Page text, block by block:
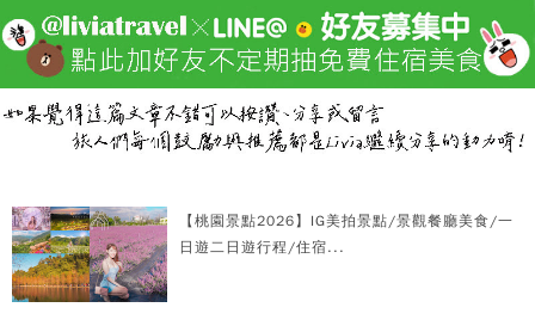
【桃園景點2026】IG美拍景點/景觀餐廳美食/一
日遊二日遊行程/住宿...